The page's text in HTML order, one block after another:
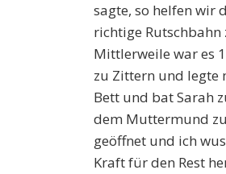
sagte, so helfen wir
richtige Rutschbahn
Mittlerweile war es
zu Zittern und legte
Bett und bat Sarah
dem Muttermund
geöffnet und ich
Kraft für den Rest